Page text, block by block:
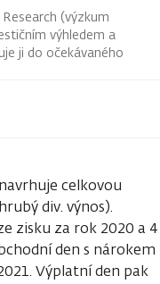
(výzkum
výhledem a
ji do očekávaného
celkovou
div. výnos).
zisku za rok 2020 a 4
den s nárokem
Výplatní den pak